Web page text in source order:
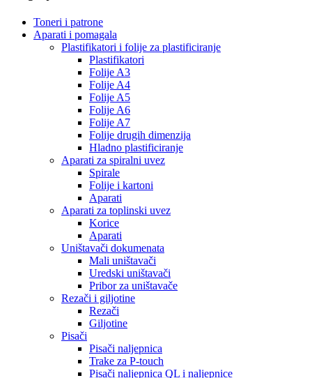
Toneri i patrone
Aparati i pomagala
Plastifikatori i folije za plastificiranje
Plastifikatori
Folije A3
Folije A4
Folije A5
Folije A6
Folije A7
Folije drugih dimenzija
Hladno plastificiranje
Aparati za spiralni uvez
Spirale
Folije i kartoni
Aparati
Aparati za toplinski uvez
Korice
Aparati
Uništavači dokumenata
Mali uništavači
Uredski uništavači
Pribor za uništavače
Rezači i giljotine
Rezači
Giljotine
Pisači
Pisači naljepnica
Trake za P-touch
Pisači naljepnica QL i naljepnice